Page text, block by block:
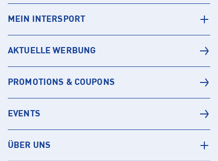
MEIN INTERSPORT
AKTUELLE WERBUNG
PROMOTIONS & COUPONS
EVENTS
ÜBER UNS